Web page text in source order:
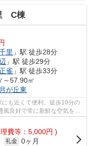
C棟
里 」駅 徒歩28分
」駅 徒歩29分
雀 」駅 徒歩33分
～57.90㎡
が丘東
も近くて便利。徒歩10分の
風良好で常に新鮮な空気を送
費等：5,000円 )
礼金 0ヶ月